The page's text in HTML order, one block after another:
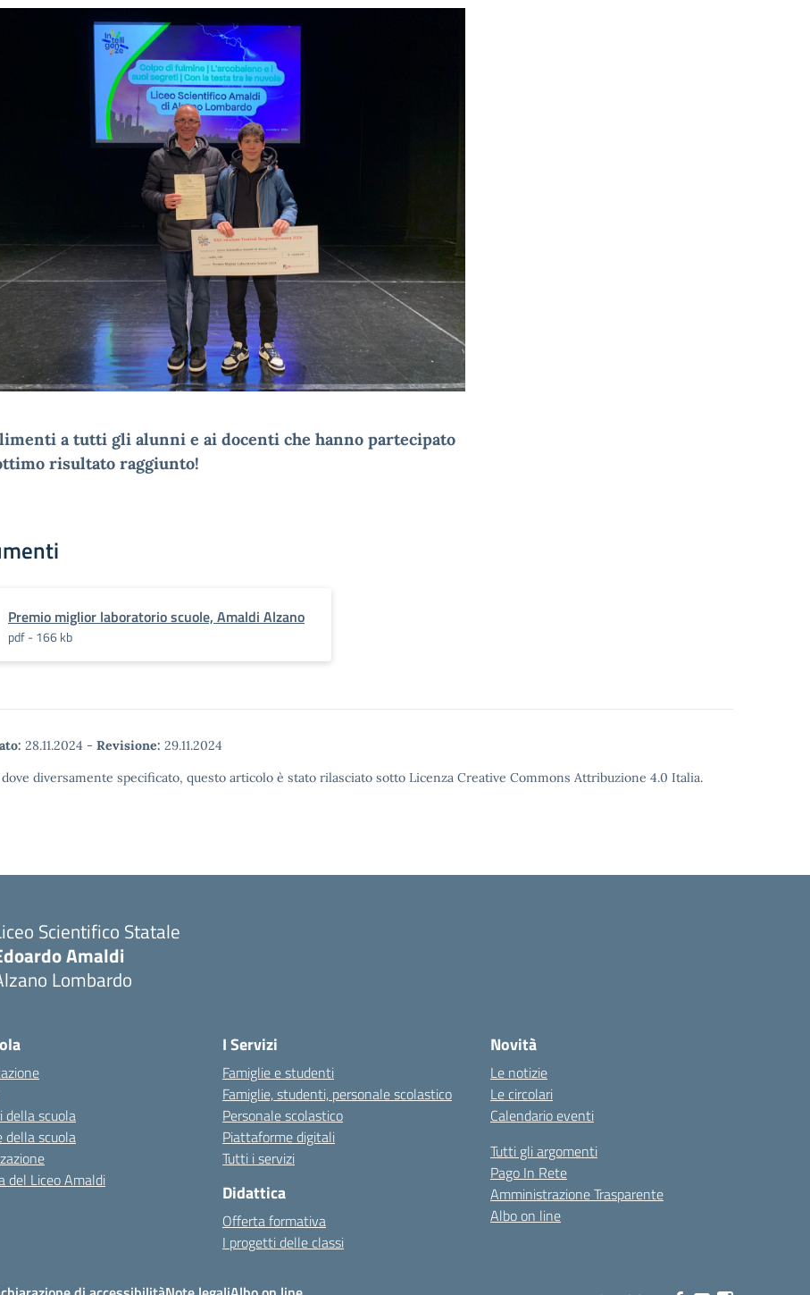
a tutti gli alunni e ai docenti che hanno partecipato
risultato raggiunto!
Premio miglior laboratorio scuole, Amaldi Alzano
pdf - 166 kb
28.11.2024 - Revisione: 29.11.2024
diversamente specificato, questo articolo è stato rilasciato sotto Licenza Creative Commons Attribuzione 4.0 Italia.
Scientifico Statale
Amaldi
Lombardo
della scuola
della scuola
del Liceo Amaldi
I Servizi
Famiglie e studenti
Famiglie, studenti, personale scolastico
Personale scolastico
Piattaforme digitali
Tutti i servizi
Didattica
Offerta formativa
I progetti delle classi
Novità
Le notizie
Le circolari
Calendario eventi
Tutti gli argomenti
Pago In Rete
Amministrazione Trasparente
Albo on line